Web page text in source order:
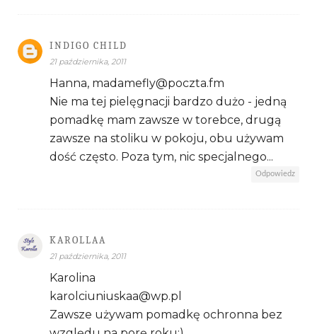
INDIGO CHILD
21 października, 2011
Hanna, madamefly@poczta.fm
Nie ma tej pielęgnacji bardzo dużo - jedną
pomadkę mam zawsze w torebce, drugą
zawsze na stoliku w pokoju, obu używam
dość często. Poza tym, nic specjalnego...
Odpowiedz
KAROLLAA
21 października, 2011
Karolina
karolciuniuskaa@wp.pl
Zawsze używam pomadkę ochronna bez